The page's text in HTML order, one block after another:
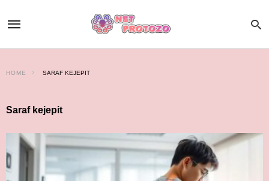
HOME SARAF KEJEPIT
Saraf kejepit